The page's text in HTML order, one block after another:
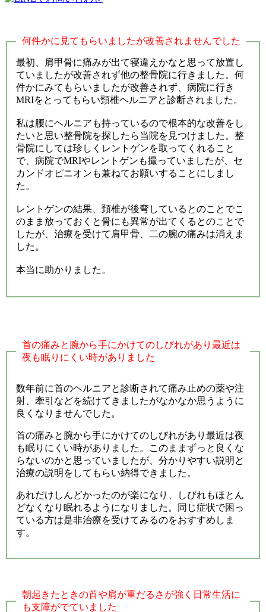
何件かに見てもらいましたが改善されませんでした
最初、肩甲骨に痛みが出て寝違えかなと思って放置し
ていましたが改善されず他の整骨院に行きました。何
件かにみてもらいましたが改善されず、病院に行き
MRIをとってもらい頸椎ヘルニアと診断されました。
私は腰にヘルニアも持っているので根本的な改善をし
たいと思い整骨院を探したら当院を見つけました。整
骨院にしては珍しくレントゲンを取ってくれること
で、病院でMRIやレントゲンも撮っていましたが、セ
カンドオピニオンも兼ねてお願いすることにしまし
た。
レントゲンの結果、頚椎が後弯しているとのことでこ
のまま放っておくと骨にも異常が出てくるとのことで
したが、治療を受けて肩甲骨、二の腕の痛みは消えま
した。
本当に助かりました。
首の痛みと腕から手にかけてのしびれがあり最近は
夜も眠りにくい時がありました
数年前に首のヘルニアと診断されて痛み止めの薬や注
射、牽引などを続けてきましたがなかなか思うように
良くなりませんでした。
首の痛みと腕から手にかけてのしびれがあり最近は夜
も眠りにくい時がありました。このままずっと良くな
らないのかと思っていましたが、分かりやすい説明と
治療の説明をしてもらい納得できました。
あれだけしんどかったのが楽になり、しびれもほとん
どなくなり眠れるようになりました。同じ症状で困っ
ている方は是非治療を受けてみるのをおすすめしま
す。
朝起きたときの首や肩が重だるさが強く日常生活に
も支障がでていました